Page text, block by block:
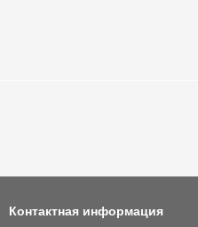
Контактная информация